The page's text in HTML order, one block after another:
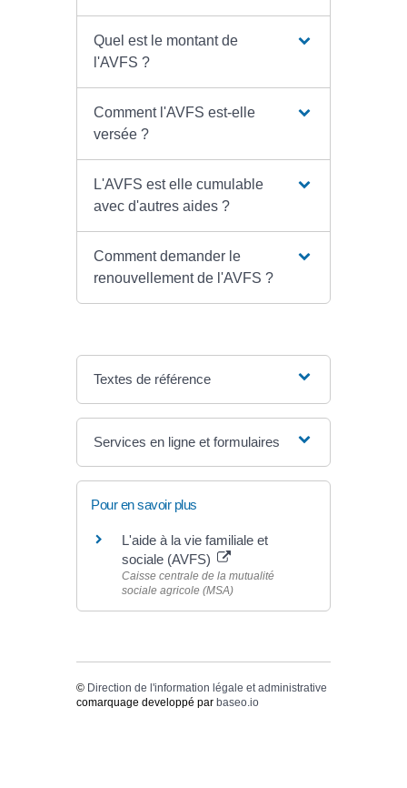
Quel est le montant de
l'AVFS ?
Comment l'AVFS est-elle
versée ?
L'AVFS est elle cumulable
avec d'autres aides ?
Comment demander le
renouvellement de l'AVFS ?
Textes de référence
Services en ligne et formulaires
Pour en savoir plus
L'aide à la vie familiale et
sociale (AVFS)
Caisse centrale de la mutualité
sociale agricole (MSA)
© Direction de l'information légale et administrative
comarquage developpé par baseo.io